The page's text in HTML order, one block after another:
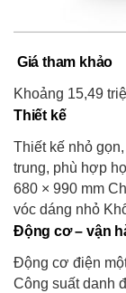
Giá tham khảo
Khoảng 15,49
Thiết kế
Thiết kế nhỏ
trung, phù hợp
680 × 990 mm
vóc dáng nhỏ
Động cơ – vận
Động cơ điện
Công suất danh